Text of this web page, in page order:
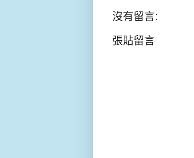
沒有留言:
張貼留言